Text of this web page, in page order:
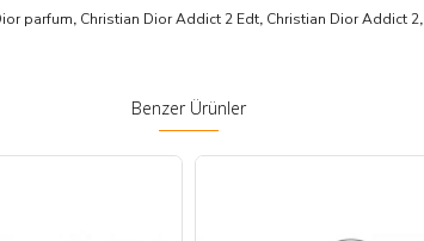
parfum, Christian Dior Addict 2 Edt, Christian Dior Addict 2,
Benzer Ürünler